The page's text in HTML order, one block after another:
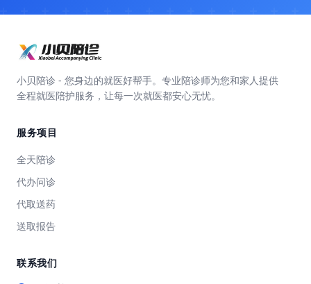
小贝陪诊 - 您身边的就医好帮手。专业陪诊师为您和家人提供
全程就医陪护服务，让每一次就医都安心无忧。
服务项目
全天陪诊
代办问诊
代取送药
送取报告
联系我们